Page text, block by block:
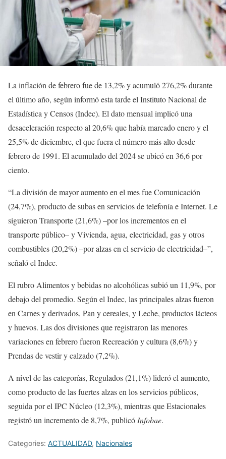
La inflación de febrero fue de 13,2% y acumuló 276,2% durante
el último año, según informó esta tarde el Instituto Nacional de
Estadística y Censos (Indec). El dato mensual implicó una
desaceleración respecto al 20,6% que había marcado enero y el
25,5% de diciembre, el que fuera el número más alto desde
febrero de 1991. El acumulado del 2024 se ubicó en 36,6 por
ciento.
“La división de mayor aumento en el mes fue Comunicación
(24,7%), producto de subas en servicios de telefonía e Internet. Le
siguieron Transporte (21,6%) –por los incrementos en el
transporte público– y Vivienda, agua, electricidad, gas y otros
combustibles (20,2%) –por alzas en el servicio de electricidad–”,
señaló el Indec.
El rubro Alimentos y bebidas no alcohólicas subió un 11,9%, por
debajo del promedio. Según el Indec, las principales alzas fueron
en Carnes y derivados, Pan y cereales, y Leche, productos lácteos
y huevos. Las dos divisiones que registraron las menores
variaciones en febrero fueron Recreación y cultura (8,6%) y
Prendas de vestir y calzado (7,2%).
A nivel de las categorías, Regulados (21,1%) lideró el aumento,
como producto de las fuertes alzas en los servicios públicos,
seguida por el IPC Núcleo (12,3%), mientras que Estacionales
registró un incremento de 8,7%, publicó Infobae.
Categories: ACTUALIDAD, Nacionales